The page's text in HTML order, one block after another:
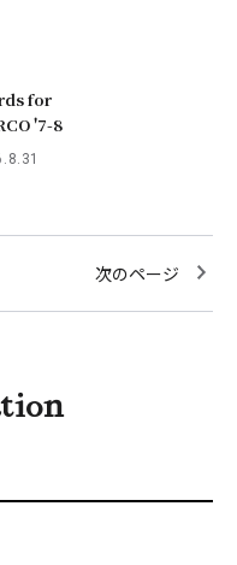
for
'7-8
次のページ